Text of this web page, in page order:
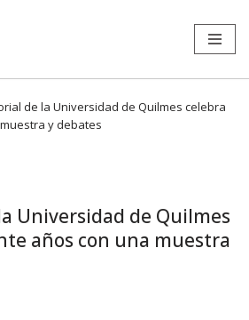
de la Universidad de Quilmes celebra
y debates
Universidad de Quilmes
años con una muestra